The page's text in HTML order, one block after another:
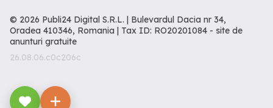
© 2026 Publi24 Digital S.R.L. | Bulevardul Dacia nr 34,
Oradea 410346, Romania | Tax ID: RO20201084 - site de
anunturi gratuite
26.08.06.c0c206c